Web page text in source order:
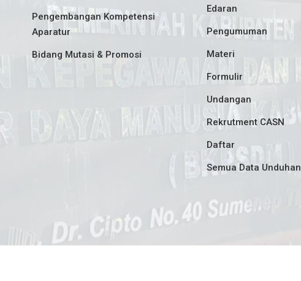
Pengembangan Kompetensi
Aparatur
Bidang Mutasi & Promosi
Edaran
Pengumuman
Materi
Formulir
Undangan
Rekrutment CASN
Daftar
Semua Data Unduhan